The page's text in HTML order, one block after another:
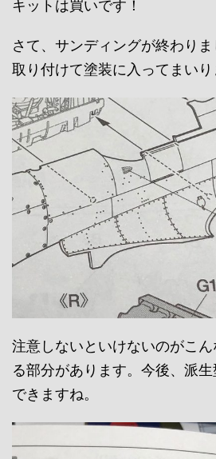
キットは買いです！
さて、サンディングが終わり
取り付けて塗装に入ってまいり
注意しないといけないのがこ
る部分があります。今後、派
できますね。